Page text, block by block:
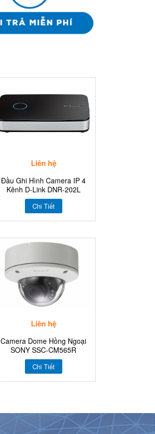
Liên hệ
Đầu Ghi Hình Camera IP 4
Kênh D-Link DNR-202L
Chi Tiết
Liên hệ
Camera Dome Hồng Ngoại
SONY SSC-CM565R
Chi Tiết